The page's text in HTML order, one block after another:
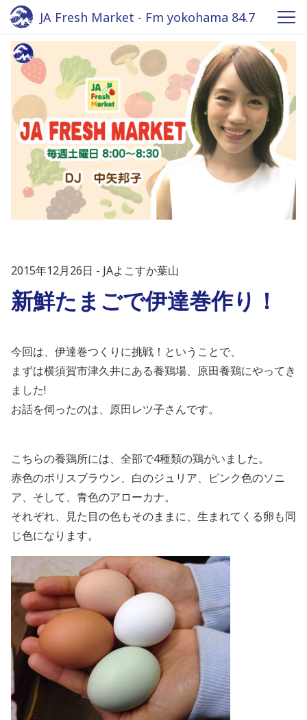
JA Fresh Market - Fm yokohama 84.7
2015年12月26日 JAよこすか葉山
新鮮たまごで伊達巻作り！
今回は、伊達巻つくりに挑戦！ということで、
まずは横須賀市津久井にある養鶏場、原田養鶏にやってき
ました!
お話を伺ったのは、原田レツ子さんです。
こちらの養鶏所には、全部で4種類の鶏がいました。
赤色のボリスブラウン、白のジュリア、ピンク色のソニ
ア、そして、青色のアローカナ。
それぞれ、見た目の色もそのままに、生まれてくる卵も同
じ色になります。